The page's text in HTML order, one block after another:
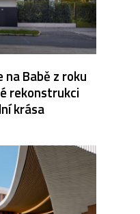
Babě z roku
rekonstrukci
krása